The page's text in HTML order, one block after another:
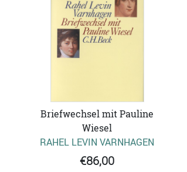
Briefwechsel mit Pauline
Wiesel
RAHEL LEVIN VARNHAGEN
€86,00